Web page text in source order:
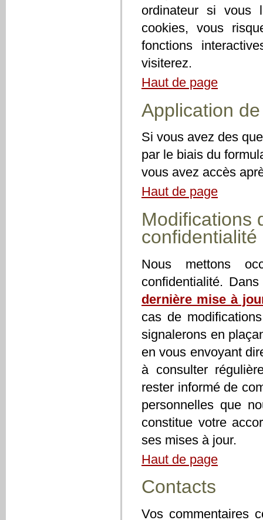
ordinateur si vous
cookies, vous
fonctions
visiterez.
Haut de page
Application
Si vous avez des
par le biais du
vous avez accès
Haut de page
Modifications
confidentialité
Nous mettons
confidentialité.
dernière mise à
cas de
signalerons en
en vous envoyant
à consulter
rester informé de
personnelles que
constitue votre
ses mises à jour.
Haut de page
Contacts
Vos commentaires